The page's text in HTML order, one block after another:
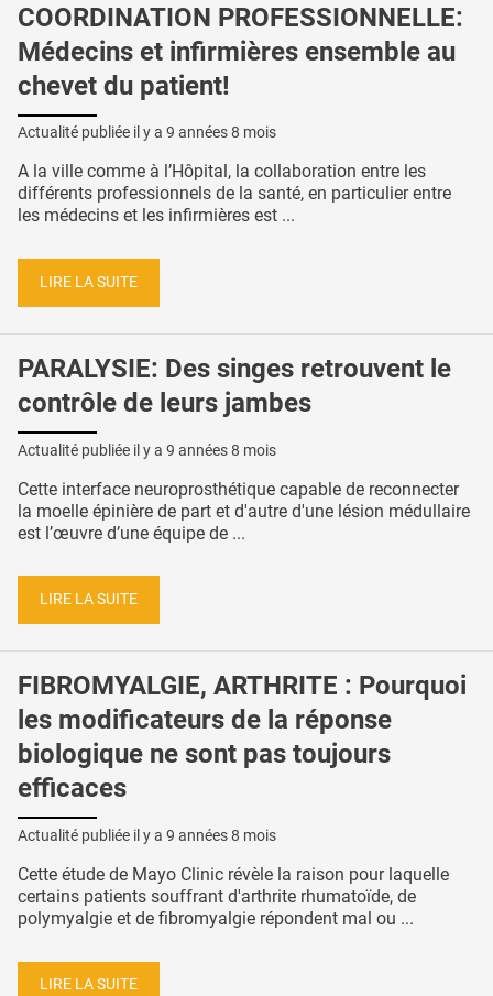
COORDINATION PROFESSIONNELLE:
Médecins et infirmières ensemble au
chevet du patient!
Actualité publiée il y a 9 années 8 mois
A la ville comme à l’Hôpital, la collaboration entre les
différents professionnels de la santé, en particulier entre
les médecins et les infirmières est ...
LIRE LA SUITE
PARALYSIE: Des singes retrouvent le
contrôle de leurs jambes
Actualité publiée il y a 9 années 8 mois
Cette interface neuroprosthétique capable de reconnecter
la moelle épinière de part et d'autre d'une lésion médullaire
est l’œuvre d’une équipe de ...
LIRE LA SUITE
FIBROMYALGIE, ARTHRITE : Pourquoi
les modificateurs de la réponse
biologique ne sont pas toujours
efficaces
Actualité publiée il y a 9 années 8 mois
Cette étude de Mayo Clinic révèle la raison pour laquelle
certains patients souffrant d'arthrite rhumatoïde, de
polymyalgie et de fibromyalgie répondent mal ou ...
LIRE LA SUITE